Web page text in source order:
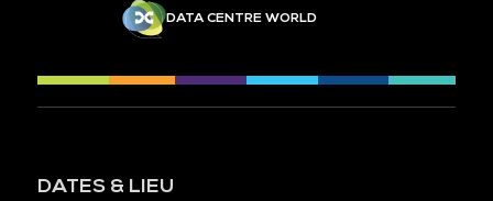
DATA CENTRE WORLD
DATES & LIEU